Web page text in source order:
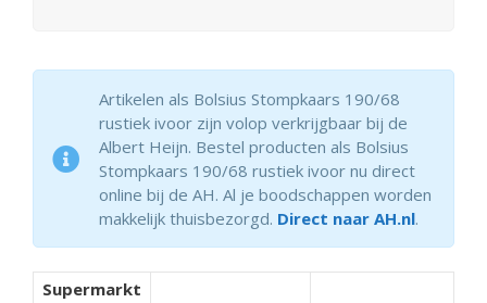
Artikelen als Bolsius Stompkaars 190/68
rustiek ivoor zijn volop verkrijgbaar bij de
Albert Heijn. Bestel producten als Bolsius
Stompkaars 190/68 rustiek ivoor nu direct
online bij de AH. Al je boodschappen worden
makkelijk thuisbezorgd. Direct naar AH.nl.
Supermarkt